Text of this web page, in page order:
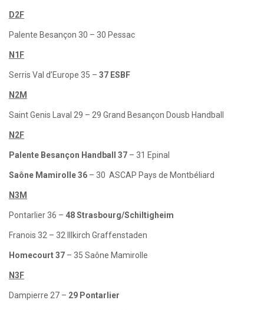
D2F
Palente Besançon 30 – 30 Pessac
N1F
Serris Val d’Europe 35 – 37 ESBF
N2M
Saint Genis Laval 29 – 29 Grand Besançon Dousb Handball
N2F
Palente Besançon Handball 37 – 31 Epinal
Saône Mamirolle 36 – 30 ASCAP Pays de Montbéliard
N3M
Pontarlier 36 – 48 Strasbourg/Schiltigheim
Franois 32 – 32 Illkirch Graffenstaden
Homecourt 37 – 35 Saône Mamirolle
N3F
Dampierre 27 – 29 Pontarlier